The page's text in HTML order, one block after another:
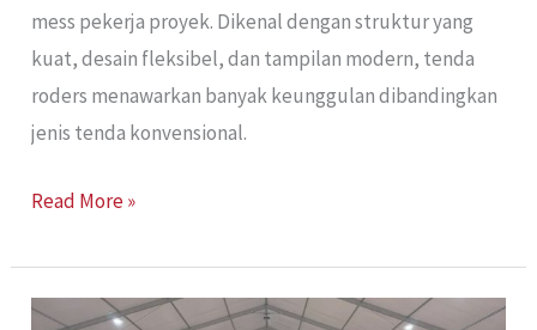
mess pekerja proyek. Dikenal dengan struktur yang
kuat, desain fleksibel, dan tampilan modern, tenda
roders menawarkan banyak keunggulan dibandingkan
jenis tenda konvensional.
Read More »
Sewa